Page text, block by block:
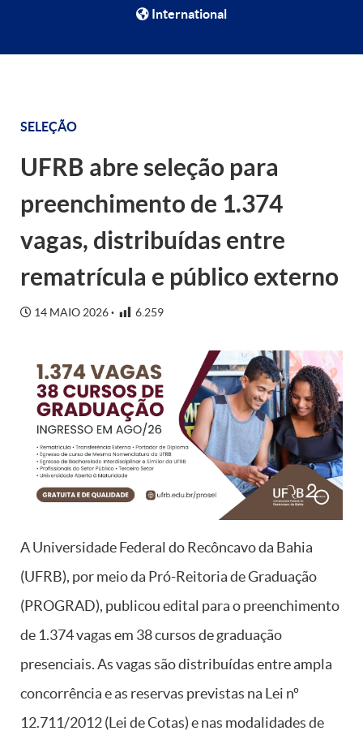
International
SELEÇÃO
UFRB abre seleção para
preenchimento de 1.374
vagas, distribuídas entre
rematrícula e público externo
14 MAIO 2026 6.259
A Universidade Federal do Recôncavo da Bahia
(UFRB), por meio da Pró-Reitoria de Graduação
(PROGRAD), publicou edital para o preenchimento
de 1.374 vagas em 38 cursos de graduação
presenciais. As vagas são distribuídas entre ampla
concorrência e as reservas previstas na Lei nº
12.711/2012 (Lei de Cotas) e nas modalidades de